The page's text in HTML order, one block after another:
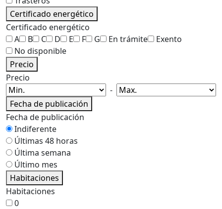
Certificado energético
Certificado energético
A
B C D E F G En trámite
Exento
No disponible
Precio
Precio
-
Fecha de publicación
Fecha de publicación
Indiferente
Últimas 48 horas
Última semana
Último mes
Habitaciones
Habitaciones
0